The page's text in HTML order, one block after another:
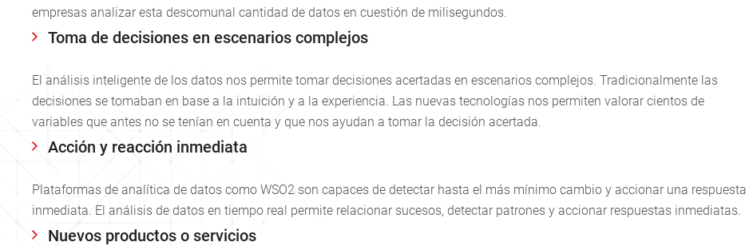
empresas analizar esta descomunal cantidad de datos en cuestión de milisegundos.
Toma de decisiones en escenarios complejos
El análisis inteligente de los datos nos permite tomar decisiones acertadas en escenarios complejos. Tradicionalmente las
decisiones se tomaban en base a la intuición y a la experiencia. Las nuevas tecnologías nos permiten valorar cientos de
variables que antes no se tenían en cuenta y que nos ayudan a tomar la decisión acertada.
Acción y reacción inmediata
Plataformas de analítica de datos como WSO2 son capaces de detectar hasta el más mínimo cambio y accionar una respuesta
inmediata. El análisis de datos en tiempo real permite relacionar sucesos, detectar patrones y accionar respuestas inmediatas.
Nuevos productos o servicios